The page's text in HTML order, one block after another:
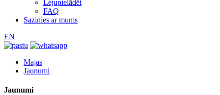
Lejupielādēt
FAQ
Sazinies ar mums
EN
Mājas
Jaunumi
Jaunumi